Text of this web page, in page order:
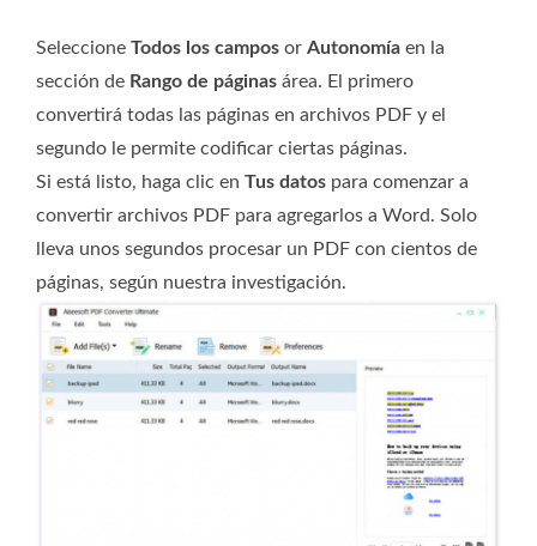
Seleccione Todos los campos or Autonomía en la
sección de Rango de páginas área. El primero
convertirá todas las páginas en archivos PDF y el
segundo le permite codificar ciertas páginas.
Si está listo, haga clic en Tus datos para comenzar a
convertir archivos PDF para agregarlos a Word. Solo
lleva unos segundos procesar un PDF con cientos de
páginas, según nuestra investigación.